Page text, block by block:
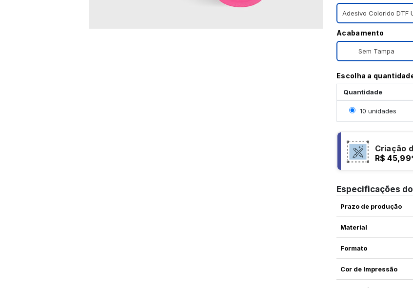
Adesivo Colorido DTF
Acabamento
Sem Tampa
Escolha a
Quantidade
Selecionar 10
10 unidades
Criação
R$ 45,99
Especificações
Prazo de produção
Material
Formato
Cor de Impressão